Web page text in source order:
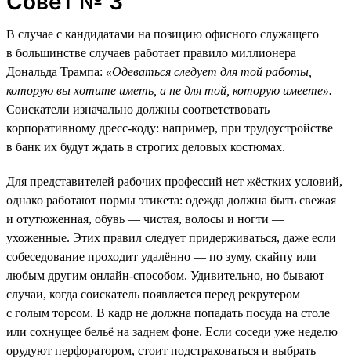
В случае с кандидатами на позицию офисного служащего
в большинстве случаев работает правило миллионера
Дональда Трампа: «Одеваться следует для той работы,
которую вы хотите иметь, а не для той, которую имеете».
Соискатели изначально должны соответствовать
корпоративному дресс-коду: например, при трудоустройстве
в банк их будут ждать в строгих деловых костюмах.
Для представителей рабочих профессий нет жёстких условий,
однако работают нормы этикета: одежда должна быть свежая
и отутюженная, обувь — чистая, волосы и ногти —
ухоженные. Этих правил следует придерживаться, даже если
собеседование проходит удалённо — по зуму, скайпу или
любым другим онлайн-способом. Удивительно, но бывают
случаи, когда соискатель появляется перед рекрутером
с голым торсом. В кадр не должна попадать посуда на столе
или сохнущее бельё на заднем фоне. Если соседи уже неделю
орудуют перфоратором, стоит подстраховаться и выбрать